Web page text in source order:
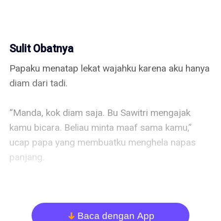
Sulit Obatnya
Papaku menatap lekat wajahku karena aku hanya
diam dari tadi.
“Manda, kok diam saja. Bu Sawitri mengajak
kamu bicara. Beliau minta maaf sama kamu,”
ucap papa yang membuatku menghela napas
panjang.
sahutku dengan suara pelan. Aku menatap wajah
papaku dan setelahnya aku pun menoleh ke arah
arrow_down Baca dengan App